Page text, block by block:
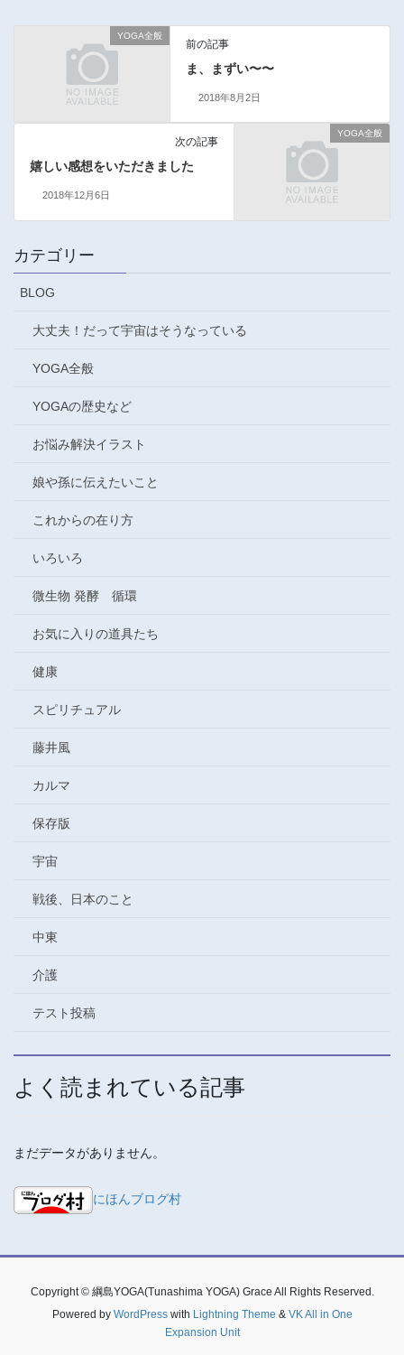
YOGA全般
前の記事
ま、まずい〜〜
2018年8月2日
YOGA全般
次の記事
嬉しい感想をいただきました
2018年12月6日
カテゴリー
BLOG
大丈夫！だって宇宙はそうなっている
YOGA全般
YOGAの歴史など
お悩み解決イラスト
娘や孫に伝えたいこと
これからの在り方
いろいろ
微生物 発酵 循環
お気に入りの道具たち
健康
スピリチュアル
藤井風
カルマ
保存版
宇宙
戦後、日本のこと
中東
介護
テスト投稿
よく読まれている記事
まだデータがありません。
にほんブログ村
Copyright © 綱島YOGA(Tunashima YOGA) Grace All Rights Reserved.
Powered by WordPresswith Lightning Theme & VK All in One
Expansion Unit